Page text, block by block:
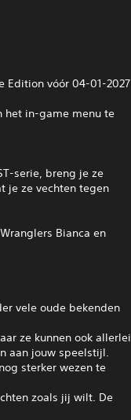
Edition vóór 04-01-2027
het in‑game menu te
serie, breng je ze
je ze vechten tegen
Bianca en
vele oude bekenden
ze kunnen ook allerlei
aan jouw speelstijl.
sterker wezen te
zoals jij wilt. De